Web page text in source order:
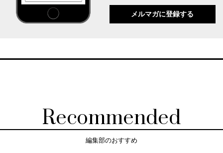
メルマガに登録する
Recommended
編集部のおすすめ